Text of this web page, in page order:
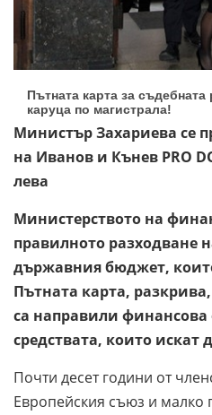
Пътната карта за
каруца по магистрала!
Министър Захариева се
на Иванов и Кънев PRO
лева
Министерството на
правилното разходване
държавния бюджет,
Пътната карта,
са направили финансова
средствата, които искат
Почти десет години от
Европейския съюз и малко